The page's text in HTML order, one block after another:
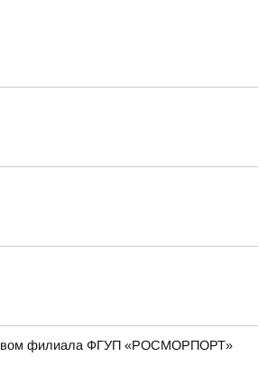
филиала ФГУП «РОСМОРПОРТ»